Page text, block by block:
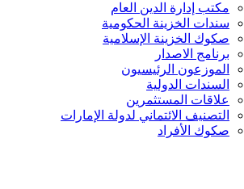
مكتب إدارة الدين العام
سندات الخزينة الحكومية
صكوك الخزينة الإسلامية
برنامج الاصدار
الموزعون الرئيسيون
السندات الدولية
علاقات المستثمرين
التصنيف الائتماني لدولة الإمارات
صكوك الأفراد